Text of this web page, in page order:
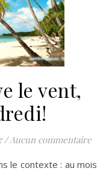
le vent,
/Aucun commentaire